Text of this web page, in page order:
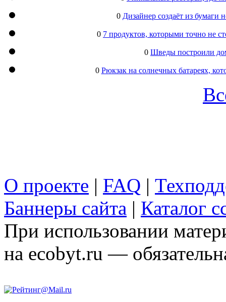
0 Дизайнер создаёт из
0 7 продуктов, которыми точно не
0 Шведы построили
0 Рюкзак на солнечных батареях,
О проекте | FAQ |
Баннеры сайта | Каталог
При использовании
на ecobyt.ru —